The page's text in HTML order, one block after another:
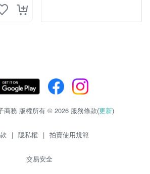
商務 版權所有 © 2026 服務條款(更新)
| 隱私權 | 拍賣使用規範
交易安全